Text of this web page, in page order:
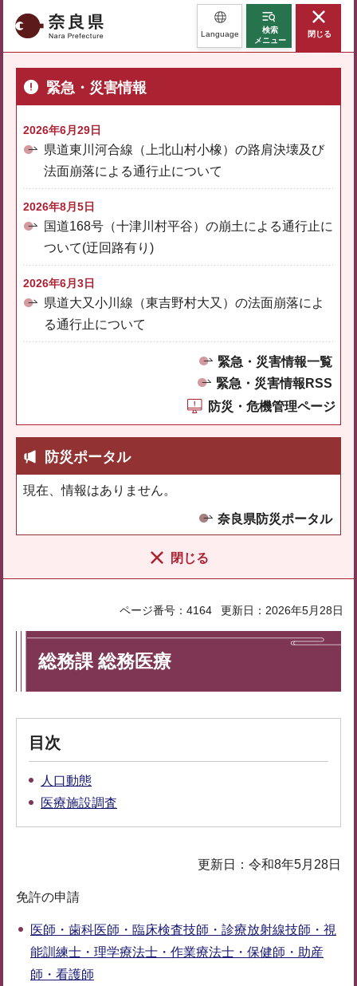
奈良県 Language
検索
メニュー
閉じる
緊急・災害情報
2026年6月29日
県道東川河合線（上北山村小橡）の路肩決壊及び
法面崩落による通行止について
2026年8月5日
国道168号（十津川村平谷）の崩土による通行止に
ついて(迂回路有り)
2026年6月3日
県道大又小川線（東吉野村大又）の法面崩落によ
る通行止について
緊急・災害情報一覧
緊急・災害情報RSS
防災・危機管理ページ
防災ポータル
現在、情報はありません。
奈良県防災ポータル
閉じる
ページ番号：4164 更新日：2026年5月28日
総務課 総務医療
目次
人口動態
医療施設調査
更新日：令和8年5月28日
免許の申請
医師・歯科医師・臨床検査技師・診療放射線技師・視
能訓練士・理学療法士・作業療法士・保健師・助産
師・看護師